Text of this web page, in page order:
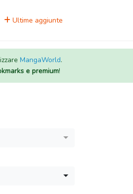
Ultime aggiunte
MangaWorld.
e premium!